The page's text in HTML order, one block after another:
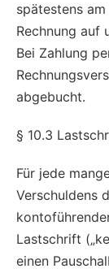
spätestens
Rechnung auf
Bei Zahlung
abgebucht.
§ 10.3
Für jede
Verschuldens
Lastschrift
einen